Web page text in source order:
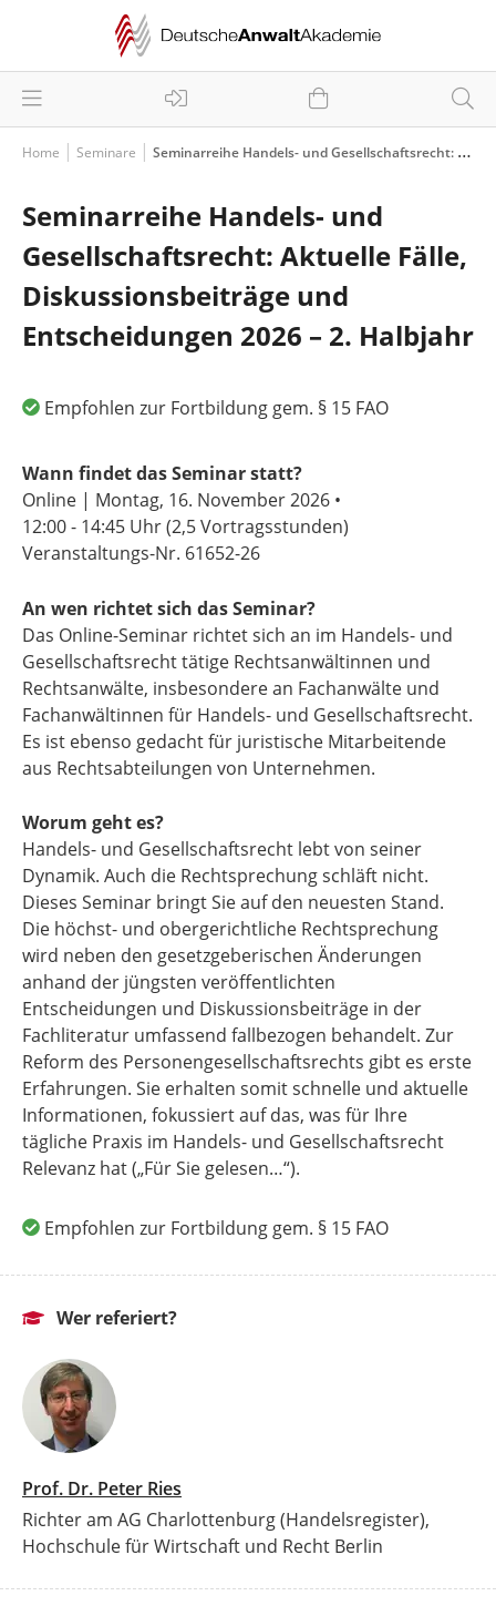
Home Seminare Seminarreihe Handels- und Gesellschaftsrecht: Aktuelle Fälle, Diskussionsbeiträge und Entscheidungen 2026 – 2. Halbjahr
Seminarreihe Handels- und
Gesellschaftsrecht: Aktuelle Fälle,
Diskussionsbeiträge und
Entscheidungen 2026 – 2. Halbjahr
Empfohlen zur Fortbildung gem. § 15 FAO
Wann findet das Seminar statt?
Online | Montag, 16. November 2026 •
12:00 - 14:45 Uhr(2,5 Vortragsstunden)
Veranstaltungs-Nr. 61652-26
An wen richtet sich das Seminar?
Das Online-Seminar richtet sich an im Handels- und
Gesellschaftsrecht tätige Rechtsanwältinnen und
Rechtsanwälte, insbesondere an Fachanwälte und
Fachanwältinnen für Handels- und Gesellschaftsrecht.
Es ist ebenso gedacht für juristische Mitarbeitende
aus Rechtsabteilungen von Unternehmen.
Worum geht es?
Handels- und Gesellschaftsrecht lebt von seiner
Dynamik. Auch die Rechtsprechung schläft nicht.
Dieses Seminar bringt Sie auf den neuesten Stand.
Die höchst- und obergerichtliche Rechtsprechung
wird neben den gesetzgeberischen Änderungen
anhand der jüngsten veröffentlichten
Entscheidungen und Diskussionsbeiträge in der
Fachliteratur umfassend fallbezogen behandelt. Zur
Reform des Personengesellschaftsrechts gibt es erste
Erfahrungen. Sie erhalten somit schnelle und aktuelle
Informationen, fokussiert auf das, was für Ihre
tägliche Praxis im Handels- und Gesellschaftsrecht
Relevanz hat („Für Sie gelesen…“).
Empfohlen zur Fortbildung gem. § 15 FAO
Wer referiert?
Prof. Dr. Peter Ries
Richter am AG Charlottenburg (Handelsregister),
Hochschule für Wirtschaft und Recht Berlin